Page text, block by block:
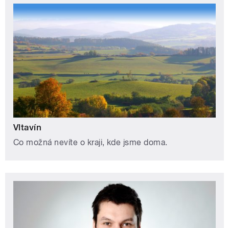
Vltavín
Co možná nevíte o kraji, kde jsme doma.